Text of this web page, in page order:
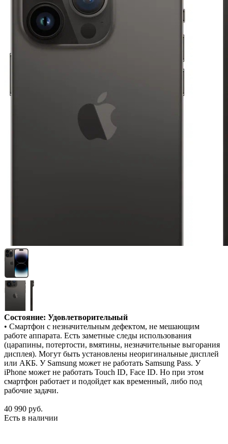
Состояние: Удовлетворительный
• Смартфон с незначительным дефектом, не мешающим
работе аппарата. Есть заметные следы использования
(царапины, потертости, вмятины, незначительные выгорания
дисплея). Могут быть установлены неоригинальные дисплей
или АКБ. У Samsung может не работать Samsung Pass. У
iPhone может не работать Touch ID, Face ID. Но при этом
смартфон работает и подойдет как временный, либо под
рабочие задачи.
40 990 руб.
Есть в наличии